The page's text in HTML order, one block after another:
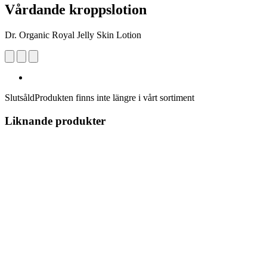
Vårdande kroppslotion
Dr. Organic Royal Jelly Skin Lotion
SlutsåldProdukten finns inte längre i vårt sortiment
Liknande produkter